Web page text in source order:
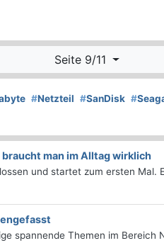
Seite 9/11
#Netzteil #SanDisk #
man im Alltag wirklich
und startet zum ersten Mal.
spannende Themen im Bereich